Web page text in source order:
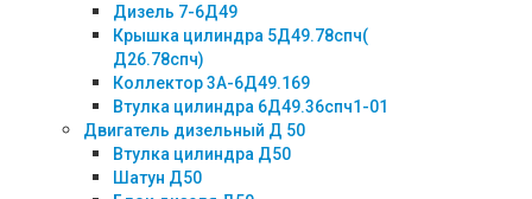
Дизель 7-6Д49
Крышка цилиндра 5Д49.78спч(
Д26.78спч)
Коллектор 3А-6Д49.169
Втулка цилиндра 6Д49.36спч1-01
Двигатель дизельный Д 50
Втулка цилиндра Д50
Шатун Д50